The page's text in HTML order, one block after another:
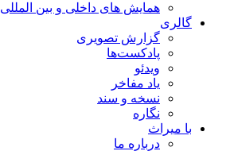
همایش های داخلی و بین المللی
گالری
گزارش تصویری
پادکست‌ها
ویدئو
یاد مفاخر
نسخه و سند
نگاره
با میراث
درباره ما